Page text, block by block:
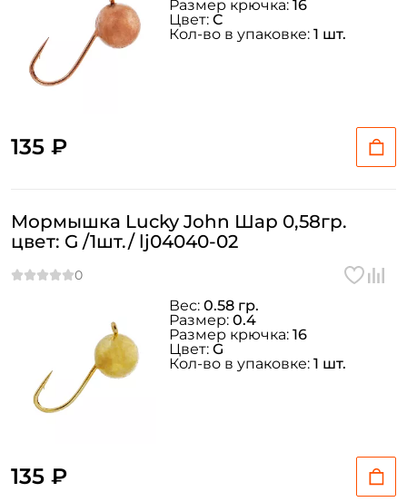
135 ₽
Размер крючка: 16
Цвет: C
Кол-во в упаковке: 1 шт.
Мормышка Lucky John Шар 0,58гр.
цвет: G /1шт./ lj04040-02
135 ₽
Вес: 0.58 гр.
Размер: 0.4
Размер крючка: 16
Цвет: G
Кол-во в упаковке: 1 шт.